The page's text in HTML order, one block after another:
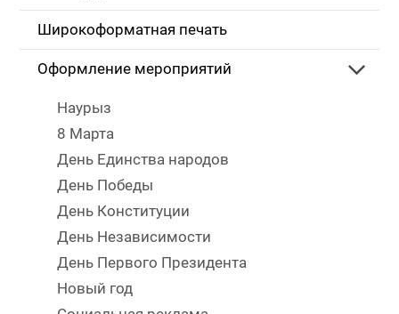
Широкоформатная печать
Оформление мероприятий
Наурыз
8 Марта
День Единства народов
День Победы
День Конституции
День Независимости
День Первого Президента
Новый год